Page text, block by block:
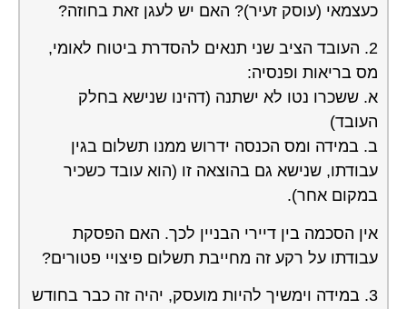
כעצמאי (עוסק זעיר)? האם יש לעגן זאת בחוזה?
2. העובד הציב שני תנאים להסדרת ביטוח לאומי,
מס בריאות ופנסיה:
א. ששכרו נטו לא ישתנה (דהינו שנישא בחלק
העובד)
ב. במידה ומס הכנסה ידרוש ממנו תשלום בגין
עבודתו, שנישא גם בהוצאה זו (הוא עובד כשכיר
במקום אחר).
אין הסכמה בין דיירי הבניין לכך. האם הפסקת
עבודתו על רקע זה מחייבת תשלום פיצויי פטורים?
3. במידה וימשיך להיות מועסק, יהיה זה כבר בחודש